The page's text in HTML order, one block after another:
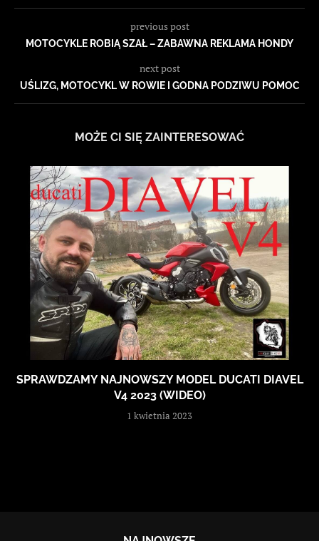
previous post
MOTOCYKLE ROBIĄ SZAŁ – ZABAWNA REKLAMA HONDY
next post
UŚLIZG, MOTOCYKL W ROWIE I GODNA PODZIWU POMOC
MOŻE CI SIĘ ZAINTERESOWAĆ
SPRAWDZAMY NAJNOWSZY MODEL DUCATI DIAVEL
V4 2023 (WIDEO)
1 kwietnia 2023